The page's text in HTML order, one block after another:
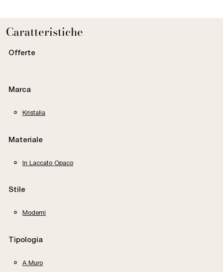
Caratteristiche
Offerte
Marca
Kristalia
Materiale
In Laccato Opaco
Stile
Moderni
Tipologia
A Muro